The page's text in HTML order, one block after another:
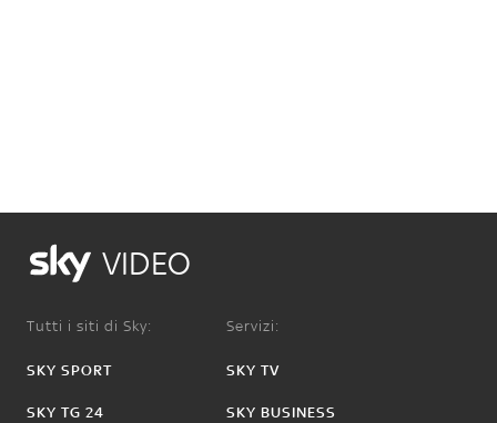
VIDEO
Tutti i siti di Sky:
SKY SPORT
SKY TG 24
Servizi:
SKY TV
SKY BUSINESS